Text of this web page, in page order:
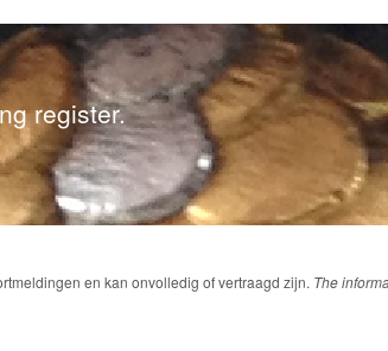
register.
en kan onvolledig of vertraagd zijn. The